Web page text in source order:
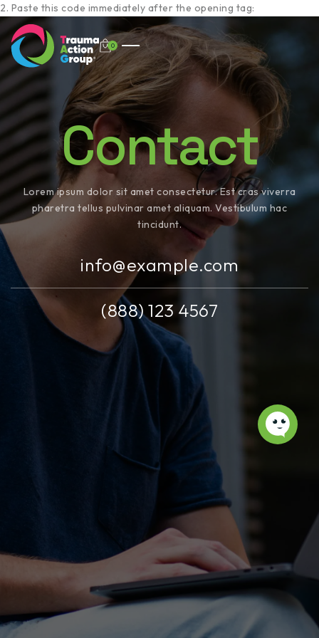
2. Paste this code immediately after the opening tag:
0
Contact
Lorem ipsum dolor sit amet consectetur. Est cras viverra
pharetra tellus pulvinar amet aliquam. Vestibulum hac
tincidunt.
info@example.com
(888) 123 4567